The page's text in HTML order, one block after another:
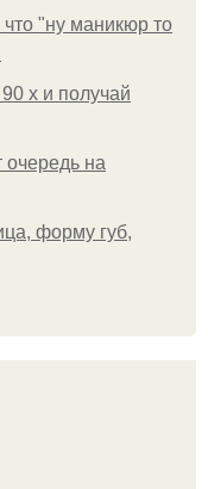
"ну маникюр то
х и получай
очередь на
форму губ,